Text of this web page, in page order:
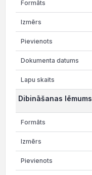
Dibināšanas lēmums